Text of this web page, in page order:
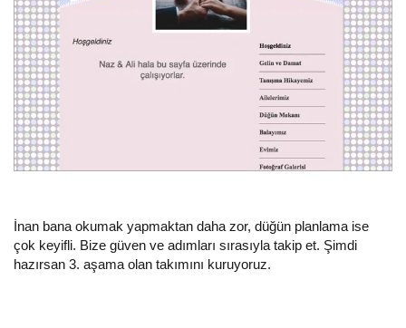
İnan bana okumak yapmaktan daha zor, düğün planlama ise
çok keyifli. Bize güven ve adımları sırasıyla takip et. Şimdi
hazırsan 3. aşama olan takımını kuruyoruz.